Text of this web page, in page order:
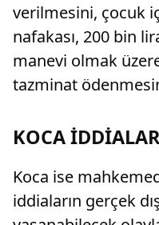
verilmesini, çocuk
nafakası, 200 bin
manevi olmak
tazminat
KOCA
Koca ise
iddiaların gerçek